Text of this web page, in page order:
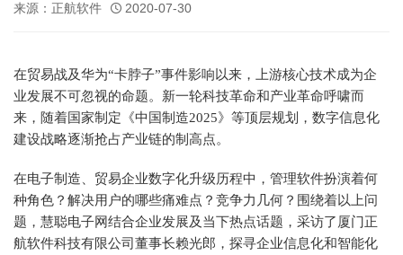
来源：正航软件 2020-07-30
在贸易战及华为“卡脖子”事件影响以来，上游核心技术成为企
业发展不可忽视的命题。新一轮科技革命和产业革命呼啸而
来，随着国家制定《中国制造2025》等顶层规划，数字信息化
建设战略逐渐抢占产业链的制高点。
在电子制造、贸易企业数字化升级历程中，管理软件扮演着何
种角色？解决用户的哪些痛难点？竞争力几何？围绕着以上问
题，慧聪电子网结合企业发展及当下热点话题，采访了厦门正
航软件科技有限公司董事长赖光郎，探寻企业信息化和智能化